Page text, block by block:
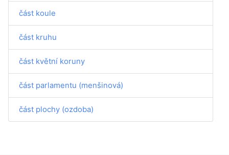
část koule
část kruhu
část květní koruny
část parlamentu (menšinová)
část plochy (ozdoba)